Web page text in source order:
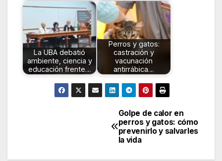
La UBA debatió
ambiente, ciencia y
educación frente…
Perros y gatos:
castración y
vacunación
antirrábica…
Golpe de calor en
perros y gatos: cómo
prevenirlo y salvarles
la vida